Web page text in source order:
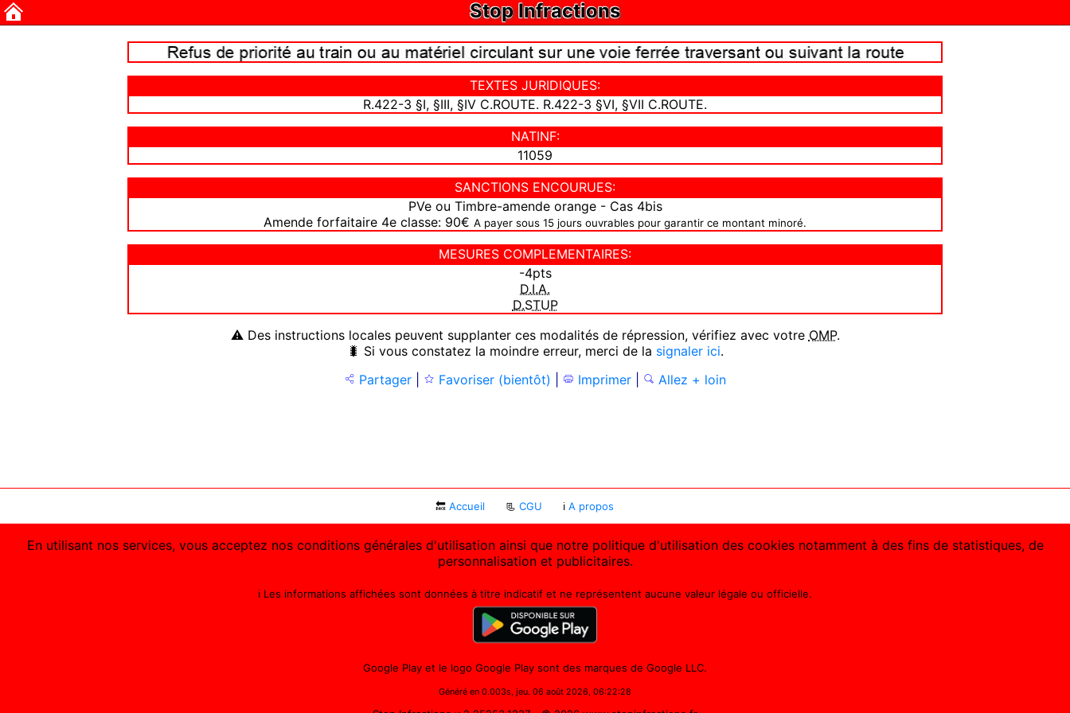
Stop Infractions
TEXTES JURIDIQUES:
R.422-3 §I, §III, §IV C.ROUTE. R.422-3 §VI, §VII C.ROUTE.
NATINF:
11059
SANCTIONS ENCOURUES:
PVe ou Timbre-amende orange - Cas 4bis
Amende forfaitaire 4e classe: 90€ A payer sous 15 jours ouvrables pour garantir ce montant minoré.
MESURES COMPLEMENTAIRES:
-4pts
D.I.A.
D.STUP
⚠ Des instructions locales peuvent supplanter ces modalités de répression, vérifiez avec votre OMP.
🐛 Si vous constatez la moindre erreur, merci de la signaler ici.
Partager
Favoriser (bientôt) Imprimer Allez + loin
🔙 Accueil 📃 CGU ℹ A propos
En utilisant nos services, vous acceptez nos conditions générales d'utilisation ainsi que notre politique d'utilisation des cookies notamment à des fins de statistiques, de
personnalisation et publicitaires.
ℹ️ Les informations affichées sont données à titre indicatif et ne représentent aucune valeur légale ou officielle.
Google Play et le logo Google Play sont des marques de Google LLC.
Généré en 0.003s, jeu. 06 août 2026, 06:22:28